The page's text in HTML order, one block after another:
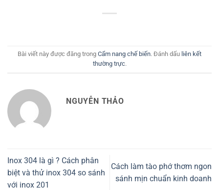
Bài viết này được đăng trong Cẩm nang chế biến. Đánh dấu liên kết
thường trực.
NGUYỄN THẢO
Inox 304 là gì ? Cách phân
biệt và thử inox 304 so sánh
với inox 201
Cách làm tào phớ thơm ngon
sánh mịn chuẩn kinh doanh